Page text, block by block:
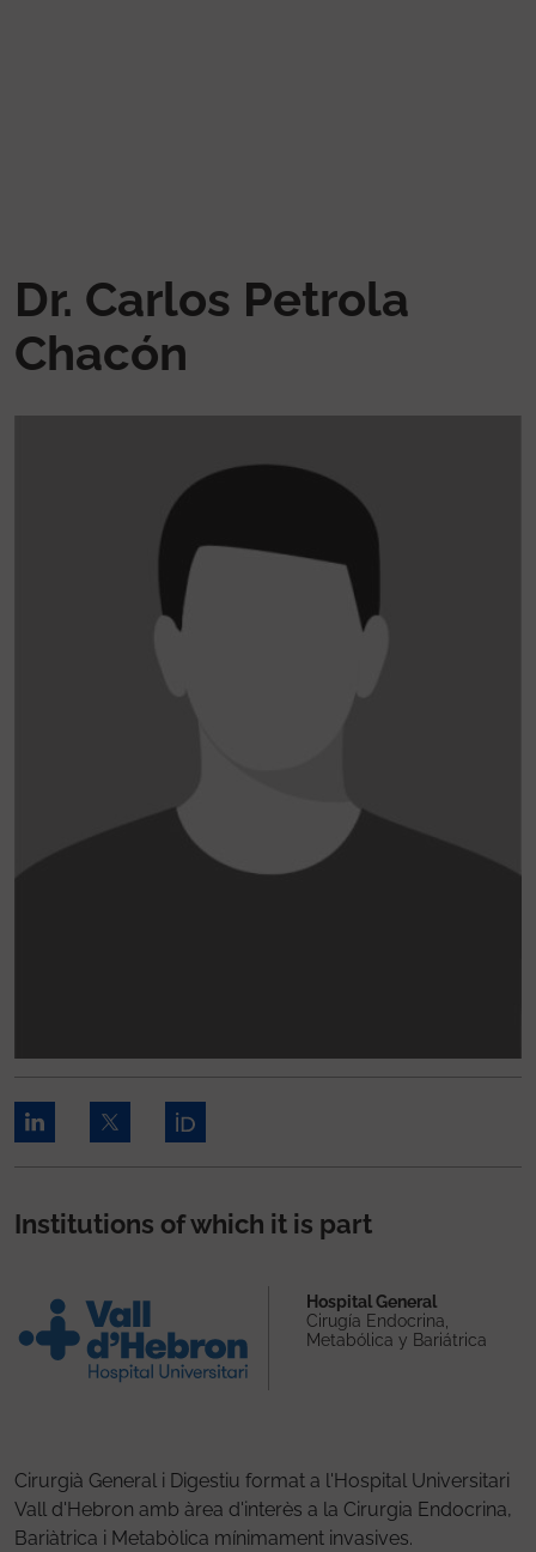
Dr. Carlos Petrola
Chacón
Institutions of which it is part
Hospital General
Cirugía Endocrina,
Metabólica y Bariátrica
Cirurgià General i Digestiu format a l'Hospital Universitari
Vall d'Hebron amb àrea d'interès a la Cirurgia Endocrina,
Bariàtrica i Metabòlica mínimament invasives.